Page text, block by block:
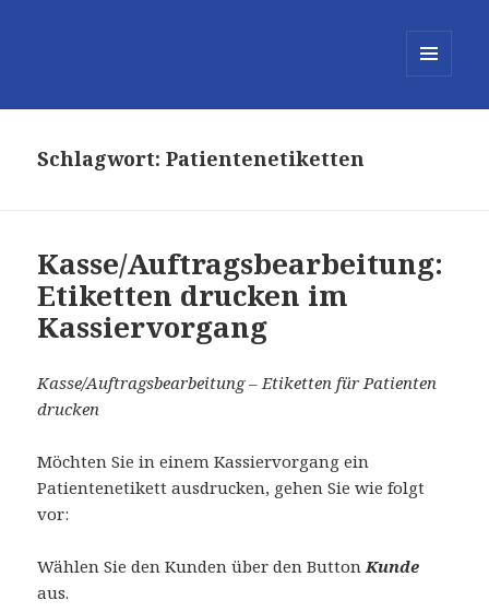
Schlagwort:Patientenetiketten
Kasse/Auftragsbearbeitung:
Etiketten drucken im
Kassiervorgang
Kasse/Auftragsbearbeitung – Etiketten für Patienten
drucken
Möchten Sie in einem Kassiervorgang ein
Patientenetikett ausdrucken, gehen Sie wie folgt
vor:
Wählen Sie den Kunden über den ButtonKunde
aus.